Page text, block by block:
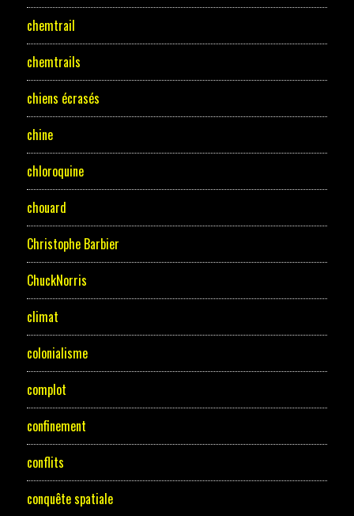
chemtrail
chemtrails
chiens écrasés
chine
chloroquine
chouard
Christophe Barbier
ChuckNorris
climat
colonialisme
complot
confinement
conflits
conquête spatiale